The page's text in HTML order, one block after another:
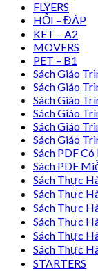
FLYERS
HỎI – ĐÁP
KET – A2
MOVERS
PET – B1
Sách Giáo
Sách Giáo
Sách Giáo
Sách Giáo
Sách Giáo
Sách Giáo
Sách PDF Có
Sách PDF
Sách Thực
Sách Thực
Sách Thực
Sách Thực
Sách Thực
Sách Thực
STARTERS